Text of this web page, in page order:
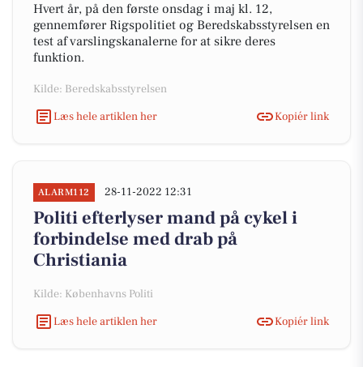
Hvert år, på den første onsdag i maj kl. 12,
gennemfører Rigspolitiet og Beredskabsstyrelsen en
test af varslingskanalerne for at sikre deres
funktion.
Kilde: Beredskabsstyrelsen
Læs hele artiklen her
Kopiér link
ALARM112 28-11-2022 12:31
Politi efterlyser mand på cykel i
forbindelse med drab på
Christiania
Kilde: Københavns Politi
Læs hele artiklen her
Kopiér link